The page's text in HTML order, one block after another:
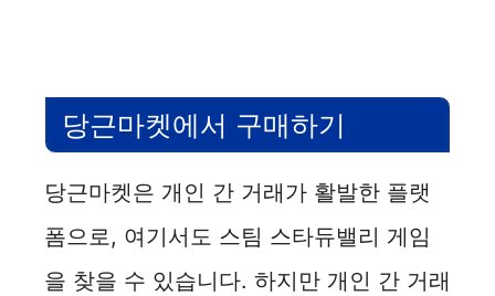
당근마켓에서 구매하기
당근마켓은 개인 간 거래가 활발한 플랫
폼으로, 여기서도 스팀 스타듀밸리 게임
을 찾을 수 있습니다. 하지만 개인 간 거래